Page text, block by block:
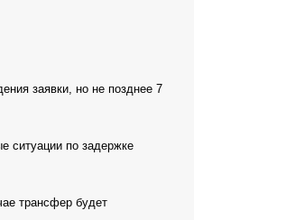
заявки, но не позднее 7
ситуации по задержке
трансфер будет